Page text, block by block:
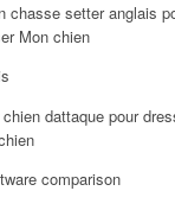
setter anglais
Mon chien
dattaque pour
comparison